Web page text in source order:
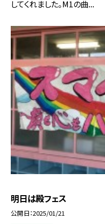
してくれました。M1の曲...
明日は殿フェス
公開日 2025/01/21